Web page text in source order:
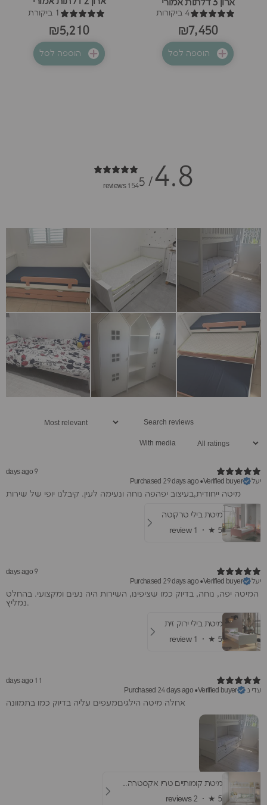
ארון 3 דלתות אמורי
4 ביקורות
₪7,450
הוספה לסל
1 ביקורת
₪5,210
הוספה לסל
4.8
/ 5
154 reviews
With media
9 days ago
יעל
Verified buyer
•
Purchased 29 days ago
מיטה ייחודית,בעיצוב יפהפה נוחה ונעימה לעין. קיבלנו יופי של שירות
מיטת בילי טרקוטה
5
★ ·
1 review
9 days ago
יעל
Verified buyer
•
Purchased 29 days ago
המיטה יפה, נוחה, בדיוק כמו שציפינו, השירות היה נעים ומקצועי. בהחלט
נמליץ.
מיטת בילי ירוק זית
5
★ ·
1 review
11 days ago
עדי נ.
Verified buyer
•
Purchased 24 days ago
אחלה מיטה הילגיםמעפים עליה בדיוק כמו בתמוונה
מיטת קומותיים טריו אקסטרה- עם מיטת חבר ומגירות
5
★ ·
2 reviews